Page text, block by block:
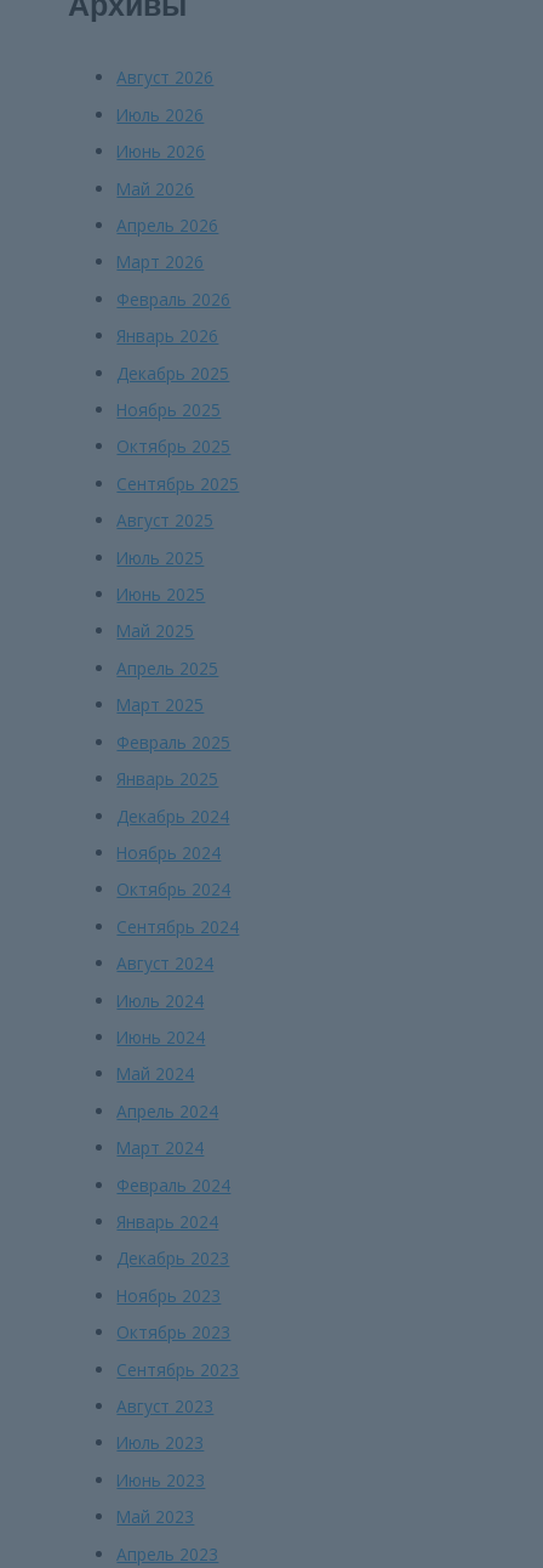
Август 2026
Июль 2026
Июнь 2026
Май 2026
Апрель 2026
Март 2026
Февраль 2026
Январь 2026
Декабрь 2025
Ноябрь 2025
Октябрь 2025
Сентябрь 2025
Август 2025
Июль 2025
Июнь 2025
Май 2025
Апрель 2025
Март 2025
Февраль 2025
Январь 2025
Декабрь 2024
Ноябрь 2024
Октябрь 2024
Сентябрь 2024
Август 2024
Июль 2024
Июнь 2024
Май 2024
Апрель 2024
Март 2024
Февраль 2024
Январь 2024
Декабрь 2023
Ноябрь 2023
Октябрь 2023
Сентябрь 2023
Август 2023
Июль 2023
Июнь 2023
Май 2023
Апрель 2023